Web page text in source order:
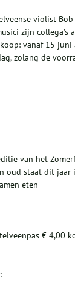
violist
zijn collega’s
vanaf 15
zolang de
van het
oud staat dit
eten
€ 4,00